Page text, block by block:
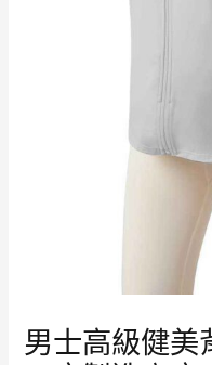
男士高級健美